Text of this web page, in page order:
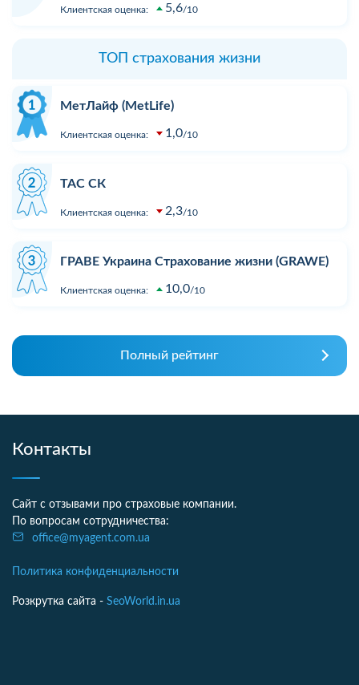
Клиентская оценка: 5,6 10
ТОП страхования жизни
МетЛайф (MetLife)
Клиентская оценка: 1,0 10
ТАС СК
Клиентская оценка: 2,3 10
ГРАВЕ Украина Страхование жизни (GRAWE)
Клиентская оценка: 10,0 10
Полный рейтинг
Контакты
Сайт с отзывами про страховые компании.
По вопросам сотрудничества:
office@myagent.com.ua
Политика конфиденциальности
Розкрутка сайта - SeoWorld.in.ua